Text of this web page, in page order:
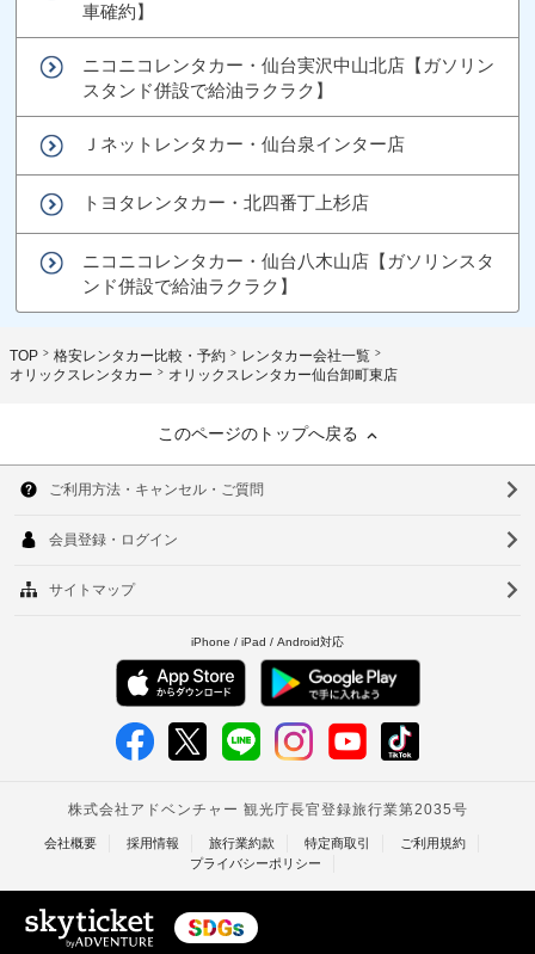
車確約】
ニコニコレンタカー・仙台実沢中山北店【ガソリン
スタンド併設で給油ラクラク】
Ｊネットレンタカー・仙台泉インター店
トヨタレンタカー・北四番丁上杉店
ニコニコレンタカー・仙台八木山店【ガソリンスタ
ンド併設で給油ラクラク】
TOP 格安レンタカー比較・予約
レンタカー会社一覧
オリックスレンタカー
オリックスレンタカー仙台卸町東店
このページのトップへ戻る